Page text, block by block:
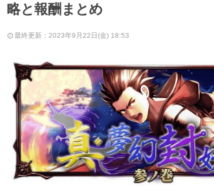
略と報酬まとめ
最終更新：2023年9月22日(金) 18:53